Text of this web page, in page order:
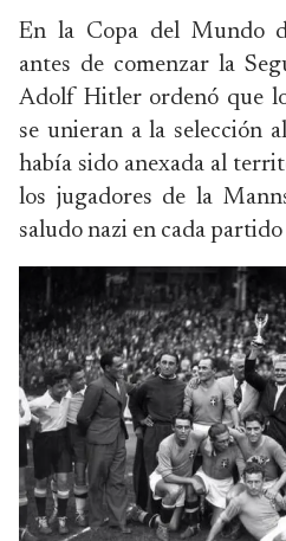
En la Copa del Mundo
antes de comenzar la
Adolf Hitler ordenó que
se unieran a la selección
había sido anexada al
los jugadores de la
saludo nazi en cada